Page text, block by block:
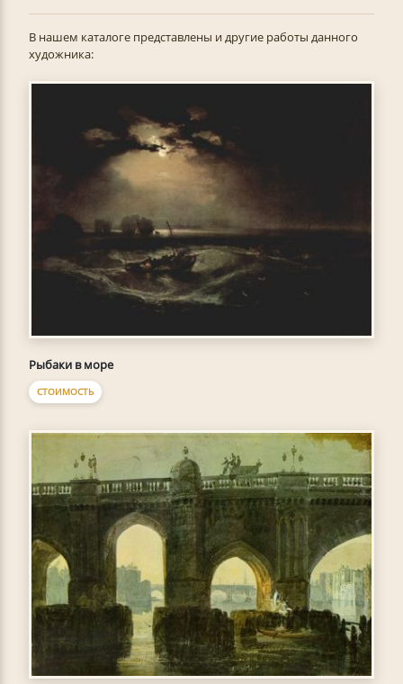
В нашем каталоге представлены и другие работы данного
художника:
Рыбаки в море
СТОИМОСТЬ